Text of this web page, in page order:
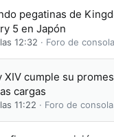
pegatinas de
5 en Japón
12:32 Foro de
XIV cumple su
cargas
11:22 Foro de